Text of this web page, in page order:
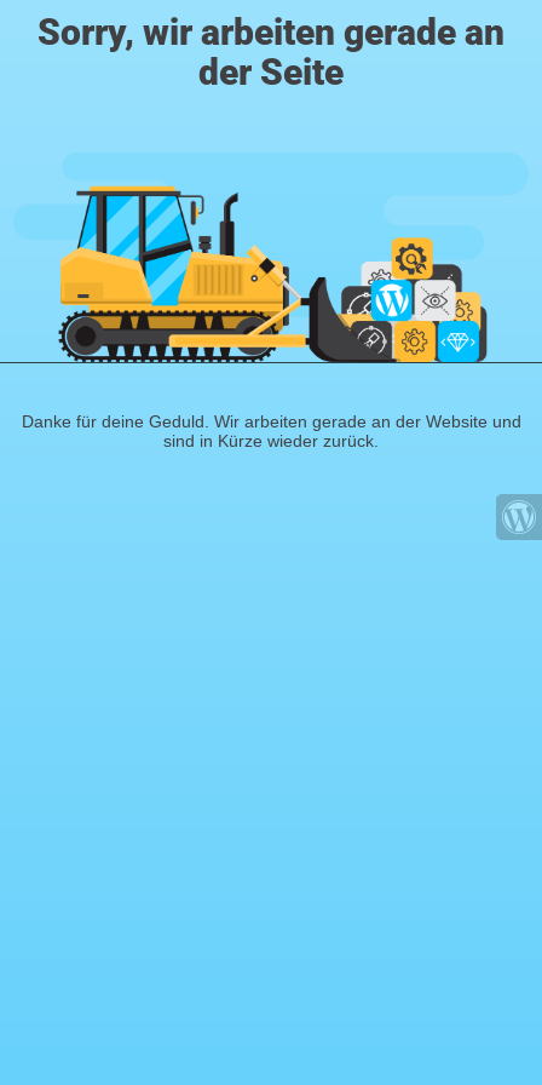
Sorry, wir arbeiten gerade an
der Seite
Danke für deine Geduld. Wir arbeiten gerade an der Website und
sind in Kürze wieder zurück.